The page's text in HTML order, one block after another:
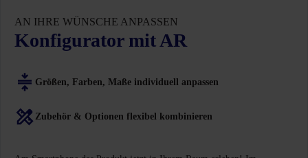
AN IHRE WÜNSCHE ANPASSEN
Konfigurator mit AR
Größen, Farben, Maße individuell anpassen
Zubehör & Optionen flexibel kombinieren